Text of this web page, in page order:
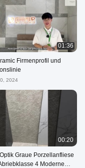
01:36
Firmenprofil und
2024
00:20
Graue Porzellanfliese
4 Moderne